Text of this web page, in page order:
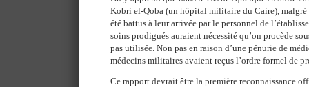
Kobri el-Qoba (un hôpital militaire du Caire), malgré
été battus à leur arrivée par le personnel de
soins prodigués auraient nécessité qu’on procède
pas utilisée. Non pas en raison d’une pénurie de
médecins militaires avaient reçus l’ordre formel de
Ce rapport devrait être la première reconnaissance